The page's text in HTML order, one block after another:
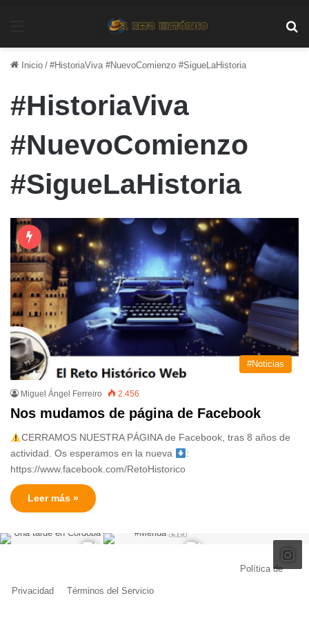
Inicio / #HistoriaViva #NuevoComienzo #SigueLaHistoria
#HistoriaViva
#NuevoComienzo
#SigueLaHistoria
#Noticias
Miguel Ángel Ferreiro 2.456
Nos mudamos de página de Facebook
CERRAMOS NUESTRA PÁGINA de Facebook, tras 8 años de
actividad. Os esperamos en la nueva
:
https://www.facebook.com/RetoHistorico
Leer más »
Política de
Privacidad Términos del Servicio